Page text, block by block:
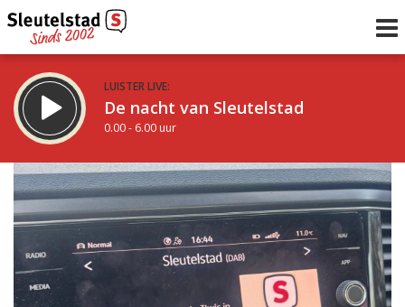
LUISTER LIVE:
De nacht van Sleutelstad
0.00 - 6.00 uur
STRAKS:
De ochtend van Sleutelstad
6.00 - 12.00 uur
Vorig uur
uur 1 van 0 Volgend uur